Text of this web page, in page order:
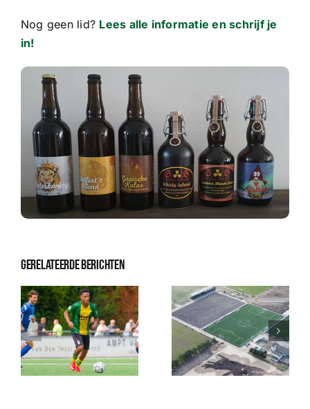
Nog geen lid? Lees alle informatie en schrijf je
in!
Gerelateerde berichten